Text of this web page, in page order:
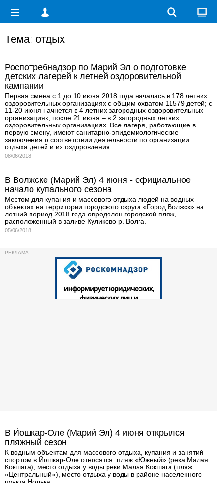
Тема: отдых
Роспотребнадзор по Марий Эл о подготовке
детских лагерей к летней оздоровительной
кампании
Первая смена с 1 до 10 июня 2018 года началась в 178 летних
оздоровительных организациях с общим охватом 11579 детей; с
11-20 июня начнется в 4 летних загородных оздоровительных
организациях; после 21 июня – в 2 загородных летних
оздоровительных организациях. Все лагеря, работающие в
первую смену, имеют санитарно-эпидемиологические
заключения о соответствии деятельности по организации
отдыха детей и их оздоровления.
08/06/2018
В Волжске (Марий Эл) 4 июня - официальное
начало купального сезона
Местом для купания и массового отдыха людей на водных
объектах на территории городского округа «Город Волжск» на
летний период 2018 года определен городской пляж,
расположенный в заливе Куликово р. Волга.
05/06/2018
В Йошкар-Оле (Марий Эл) 4 июня открылся
пляжный сезон
К водным объектам для массового отдыха, купания и занятий
спортом в Йошкар-Оле относятся: пляж «Южный» (река Малая
Кокшага), место отдыха у воды реки Малая Кокшага (пляж
«Центральный»), место отдыха у воды в районе населенного